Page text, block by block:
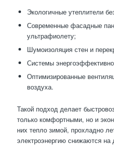
Экологичные утеплители
Современные фасадные
ультрафиолету;
Шумоизоляция стен и
Системы
Оптимизированные
воздуха.
Такой подход делает
только комфортными, но и
них тепло зимой, прохладно
электроэнергию снижаются на